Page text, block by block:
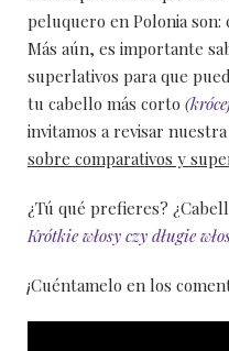
peluquero en Polonia
Más aún, es importante
superlativos para que
tu cabello más corto (
invitamos a revisar nuestra
sobre comparativos y
¿Tú qué prefieres?
Krótkie włosy czy długie
¡Cuéntamelo en los